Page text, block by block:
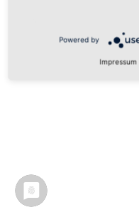
Powered by
Impressum